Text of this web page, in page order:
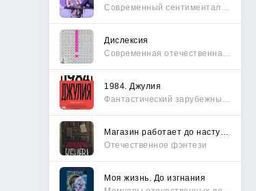
Дислексия
1984. Джулия
Отечественное фэнтези
Моя жизнь. До изгнания